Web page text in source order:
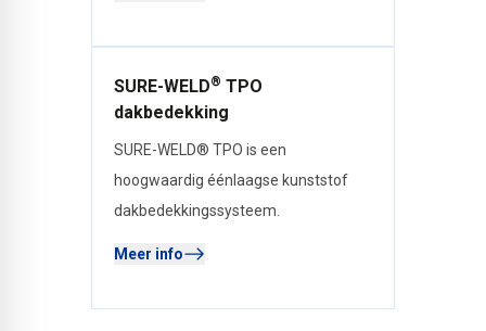
SURE-WELD® TPO
dakbedekking
SURE-WELD® TPO is een
hoogwaardig éénlaagse kunststof
dakbedekkingssysteem.
Meer info